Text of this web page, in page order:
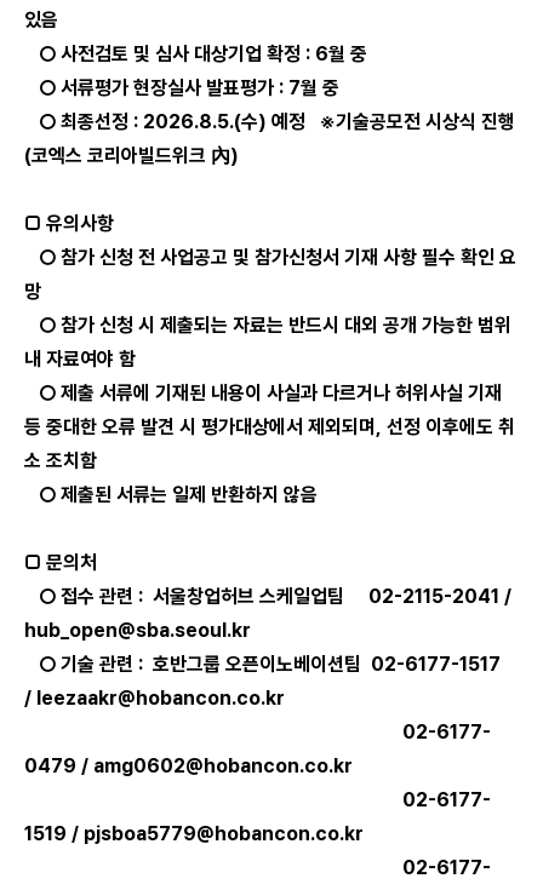
있음
○ 사전검토 및 심사 대상기업 확정 : 6월 중
○ 서류평가 현장실사 발표평가 : 7월 중
○ 최종선정 : 2026.8.5.(수) 예정 ※기술공모전 시상식 진행
(코엑스 코리아빌드위크 內)
□ 유의사항
○ 참가 신청 전 사업공고 및 참가신청서 기재 사항 필수 확인 요
망
○ 참가 신청 시 제출되는 자료는 반드시 대외 공개 가능한 범위
내 자료여야 함
○ 제출 서류에 기재된 내용이 사실과 다르거나 허위사실 기재
등 중대한 오류 발견 시 평가대상에서 제외되며, 선정 이후에도 취
소 조치함
○ 제출된 서류는 일제 반환하지 않음
□ 문의처
○ 접수 관련 : 서울창업허브 스케일업팀 02-2115-2041 /
hub_open@sba.seoul.kr
○ 기술 관련 : 호반그룹 오픈이노베이션팀 02-6177-1517
/ leezaakr@hobancon.co.kr
02-6177-
0479 / amg0602@hobancon.co.kr
02-6177-
1519 / pjsboa5779@hobancon.co.kr
02-6177-